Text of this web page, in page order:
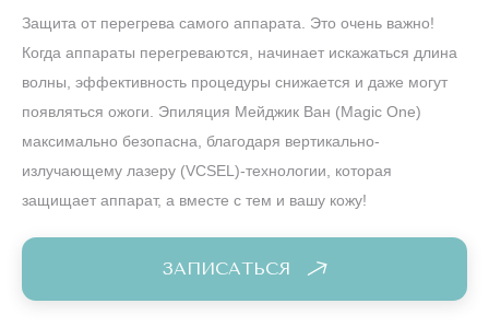
Защита от перегрева самого аппарата. Это очень важно!
Когда аппараты перегреваются, начинает искажаться длина
волны, эффективность процедуры снижается и даже могут
появляться ожоги. Эпиляция Мейджик Ван (Magic One)
максимально безопасна, благодаря вертикально-
излучающему лазеру (VCSEL)-технологии, которая
защищает аппарат, а вместе с тем и вашу кожу!
ЗАПИСАТЬСЯ